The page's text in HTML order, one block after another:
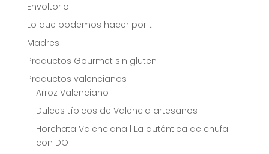
Envoltorio
Lo que podemos hacer por ti
Madres
Productos Gourmet sin gluten
Productos valencianos
Arroz Valenciano
Dulces típicos de Valencia artesanos
Horchata Valenciana | La auténtica de chufa
con DO